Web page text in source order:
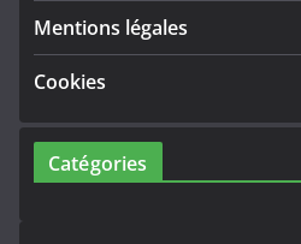
Mentions légales
Cookies
Catégories